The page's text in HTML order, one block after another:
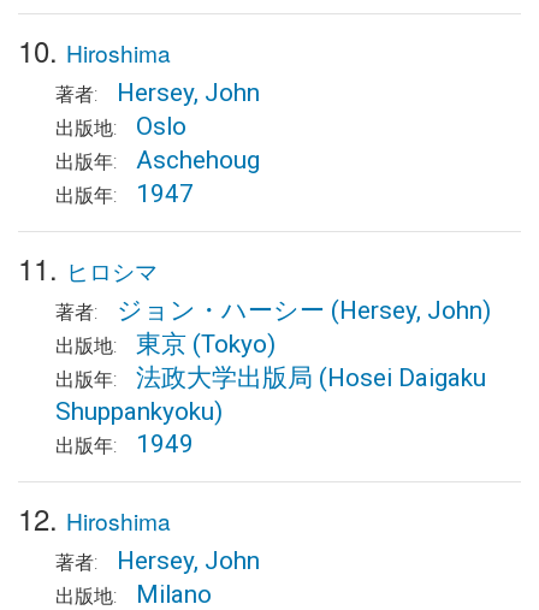
10. Hiroshima
著者: Hersey, John
出版地: Oslo
出版年: Aschehoug
出版年: 1947
11. ヒロシマ
著者: ジョン・ハーシー (Hersey, John)
出版地: 東京 (Tokyo)
出版年: 法政大学出版局 (Hosei Daigaku
Shuppankyoku)
出版年: 1949
12. Hiroshima
著者: Hersey, John
出版地: Milano